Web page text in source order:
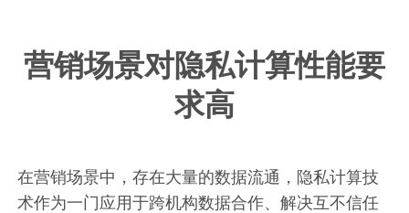
营销场景对隐私计算性能要
求高
在营销场景中，存在大量的数据流通，隐私计算技
术作为一门应用于跨机构数据合作、解决互不信任